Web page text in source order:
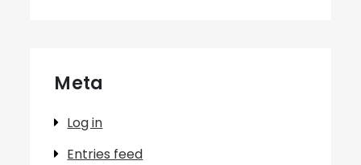
Meta
Log in
Entries feed